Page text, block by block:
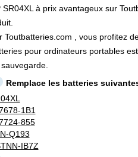
SR04XL à prix avantageux sur
Toutbatteries.com , vous profitez
pour ordinateurs portables
Remplace les batteries
1B1
855
Q193
IB7Z